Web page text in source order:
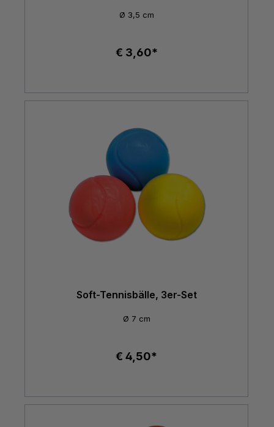
Ø 3,5 cm
€ 3,60*
Soft-Tennisbälle, 3er-Set
Ø 7 cm
€ 4,50*